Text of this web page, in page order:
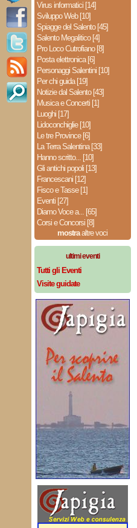
Virus informatici [14]
Sviluppo Web [10]
Spiagge del Salento [45]
Salento Megalitico [4]
Pro Loco Cutrofiano [8]
Posta elettronica [6]
Personaggi Salentini [10]
Per chi guida [19]
Notizie dal Salento [43]
Musica e Concerti [1]
Luoghi [17]
Lidoconchiglie [10]
Le tre Province [6]
La Terra Salentina [33]
Hanno scritto... [10]
Gli antichi popoli [13]
Francescani [12]
Fisco e Tasse [1]
Eventi [27]
Diamo Voce a... [65]
Corsi e Concorsi [8]
mostraaltre voci
ultimi eventi
Tutti gli Eventi
Visite guidate